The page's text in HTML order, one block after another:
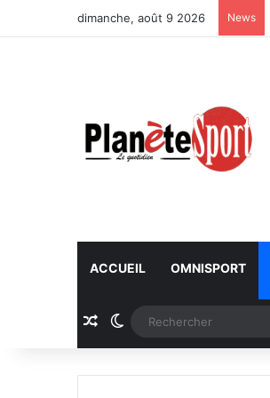
dimanche, août 9 2026 News
ACCUEIL OMNISPORT
Article Aléatoire
Switch skin